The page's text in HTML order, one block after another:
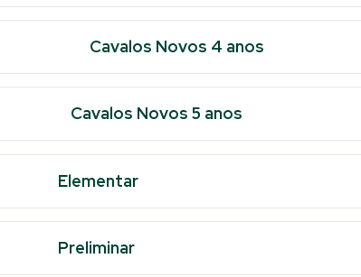
Cavalos Novos 4 anos
Cavalos Novos 5 anos
Elementar
Preliminar